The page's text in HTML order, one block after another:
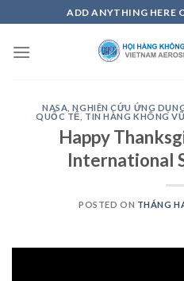
to
content
ADD ANYTHING HERE
NASA ,NGHIÊN CỨU ỨNG
QUỐC TẾ
TIN HÀNG KHÔNG
Happy
International
POSTED ON THÁNG